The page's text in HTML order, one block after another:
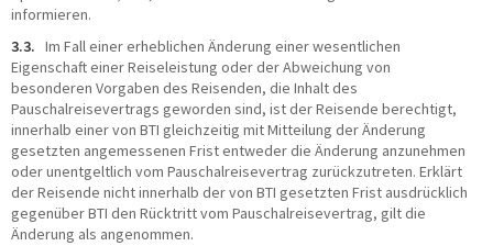
informieren.
3.3. Im Fall einer erheblichen Änderung einer wesentlichen
Eigenschaft einer Reiseleistung oder der Abweichung von
besonderen Vorgaben des Reisenden, die Inhalt des
Pauschalreisevertrags geworden sind, ist der Reisende berechtigt,
innerhalb einer von BTI gleichzeitig mit Mitteilung der Änderung
gesetzten angemessenen Frist entweder die Änderung anzunehmen
oder unentgeltlich vom Pauschalreisevertrag zurückzutreten. Erklärt
der Reisende nicht innerhalb der von BTI gesetzten Frist ausdrücklich
gegenüber BTI den Rücktritt vom Pauschalreisevertrag, gilt die
Änderung als angenommen.